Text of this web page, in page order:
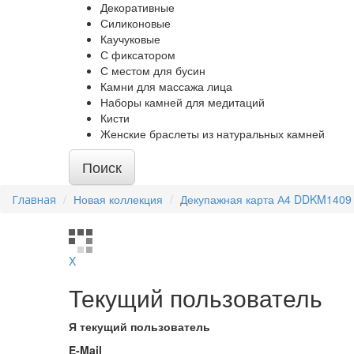
Декоративные
Силиконовые
Каучуковые
С фиксатором
С местом для бусин
Камни для массажа лица
Наборы камней для медитаций
Кисти
Женские браслеты из натуральных камней
Поиск
Новая коллекция Декупажная карта А4
X
Текущий пользователь
Я текущий пользователь
E-Mail